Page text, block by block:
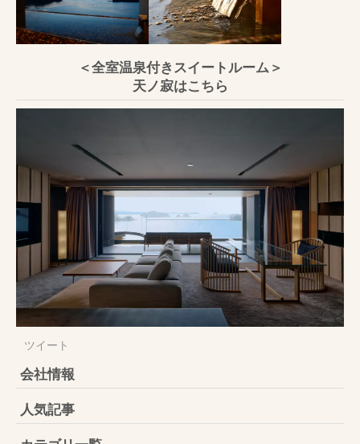
＜全室温泉付きスイートルーム＞
天ノ寂はこちら
ツイート
会社情報
人気記事